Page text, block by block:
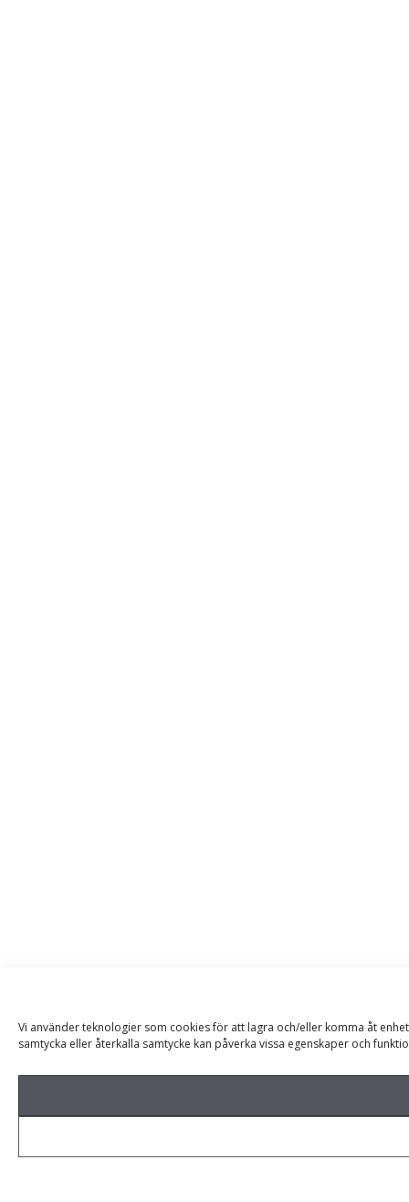
Vi använder teknologier som cookies för att lagra och/eller komma åt
samtycka eller återkalla samtycke kan påverka vissa egenskaper och